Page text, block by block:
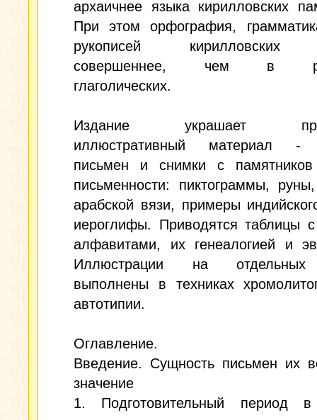
архаичнее языка кирилловских
При этом орфография,
рукописей кирилловских
совершеннее, чем в
глаголических.
Издание украшает
иллюстративный материал -
письмен и снимки с
письменности: пиктограммы,
арабской вязи, примеры
иероглифы. Приводятся таблицы
алфавитами, их генеалогией и
Иллюстрации на отдельных
выполнены в техниках
автотипии.
Оглавление.
Введение. Сущность письмен их
значение
1. Подготовительный период в